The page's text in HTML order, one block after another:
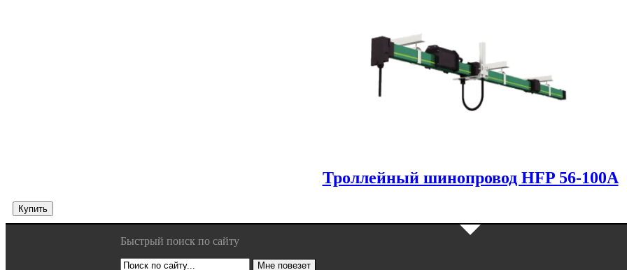
Троллейный шинопровод HFP 56-100A
Купить
Быстрый поиск по сайту